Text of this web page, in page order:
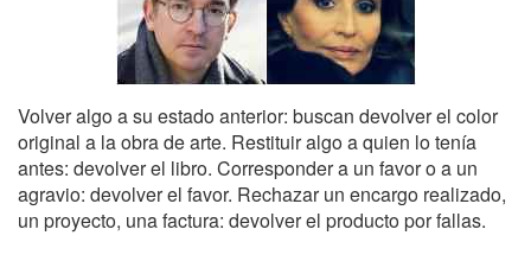
Volver algo a su estado anterior: buscan devolver el color
original a la obra de arte. Restituir algo a quien lo tenía
antes: devolver el libro. Corresponder a un favor o a un
agravio: devolver el favor. Rechazar un encargo realizado,
un proyecto, una factura: devolver el producto por fallas.